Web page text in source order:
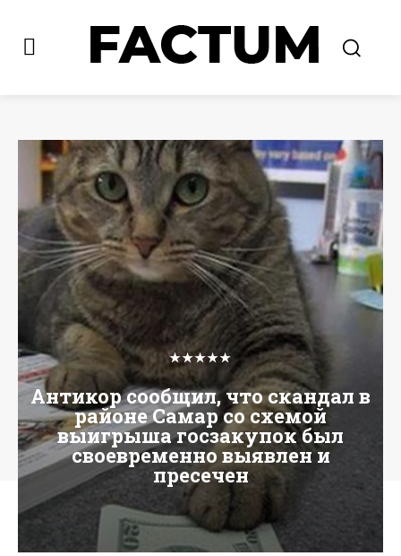
★★★★★
Антикор сообщил, что скандал в
районе Самар со схемой
выигрыша госзакупок был
своевременно выявлен и
пресечен